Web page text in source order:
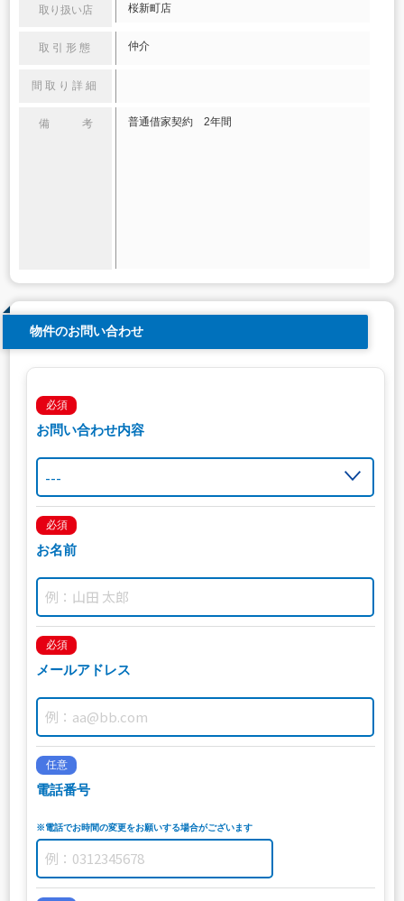
取り扱い店 桜新町店
取引形態 仲介
間取り詳細
備 考 普通借家契約 2年間
物件のお問い合わせ
必須
お問い合わせ内容
必須
お名前
必須
メールアドレス
任意
電話番号
※電話でお時間の変更をお願いする場合がございます